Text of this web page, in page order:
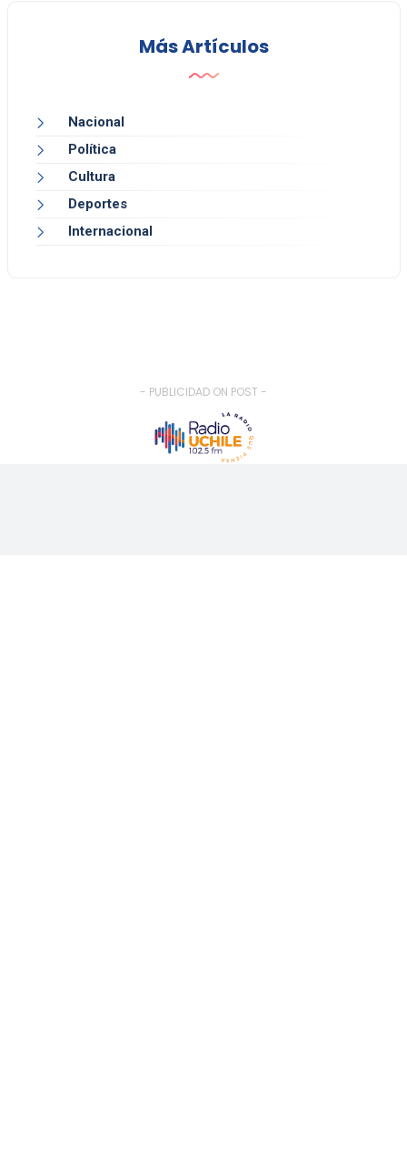
Más Artículos
Nacional
Política
Cultura
Deportes
Internacional
- PUBLICIDAD ON POST -